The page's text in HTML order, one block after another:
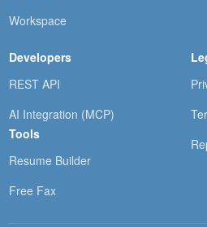
Workspace
Developers
REST API
AI Integration (MCP)
Tools
Resume Builder
Free Fax